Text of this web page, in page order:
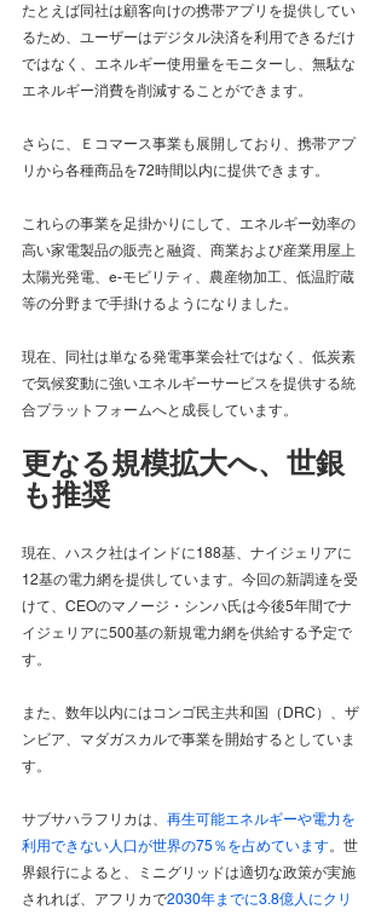
たとえば同社は顧客向けの携帯アプリを提供してい
るため、ユーザーはデジタル決済を利用できるだけ
ではなく、エネルギー使用量をモニターし、無駄な
エネルギー消費を削減することができます。
さらに、Ｅコマース事業も展開しており、携帯アプ
リから各種商品を72時間以内に提供できます。
これらの事業を足掛かりにして、エネルギー効率の
高い家電製品の販売と融資、商業および産業用屋上
太陽光発電、e-モビリティ、農産物加工、低温貯蔵
等の分野まで手掛けるようになりました。
現在、同社は単なる発電事業会社ではなく、低炭素
で気候変動に強いエネルギーサービスを提供する統
合プラットフォームへと成長しています。
更なる規模拡大へ、世銀
も推奨
現在、ハスク社はインドに188基、ナイジェリアに
12基の電力網を提供しています。今回の新調達を受
けて、CEOのマノージ・シンハ氏は今後5年間でナ
イジェリアに500基の新規電力網を供給する予定で
す。
また、数年以内にはコンゴ民主共和国（DRC）、ザ
ンビア、マダガスカルで事業を開始するとしていま
す。
サブサハラフリカは、 再生可能エネルギーや電力を
利用できない人口が世界の75％を占めています。世
界銀行によると、ミニグリッドは適切な政策が実施
されれば、アフリカで2030年までに3.8億人にクリ